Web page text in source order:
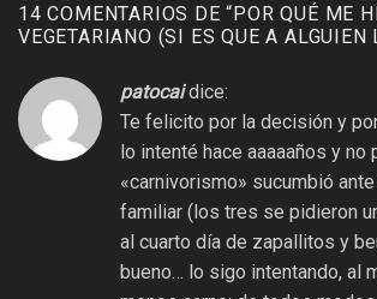
14 COMENTARIOS DE “POR QUÉ ME
VEGETARIANO (SI ES QUE A ALGUIEN
patocai dice:
Te felicito por la decisión y
lo intenté hace aaaaaños y no
«carnivorismo» sucumbió
familiar (los tres se pidieron
al cuarto día de zapallitos y
bueno… lo sigo intentando, al